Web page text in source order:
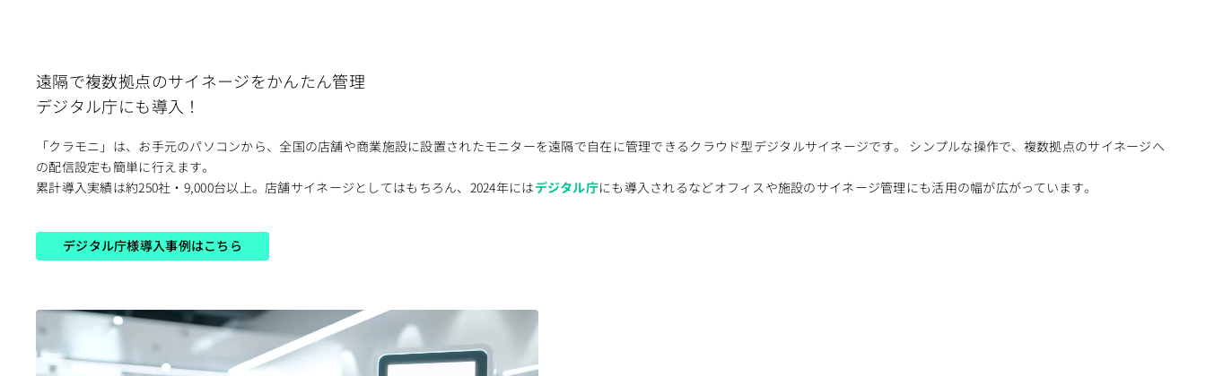
遠隔で複数拠点のサイネージをかんたん管理
デジタル庁にも導入！
「クラモニ」は、お手元のパソコンから、全国の店舗や商業施設に設置されたモニターを遠隔で自在に管理できるクラウド型デジタルサイネージです。 シンプルな操作で、複数拠点のサイネージへ
の配信設定も簡単に行えます。​
累計導入実績は約250社・9,000台以上。店舗サイネージとしてはもちろん、2024年にはデジタル庁にも導入されるなどオフィスや施設のサイネージ管理にも活用の幅が広がっています。
デジタル庁様導入事例はこちら